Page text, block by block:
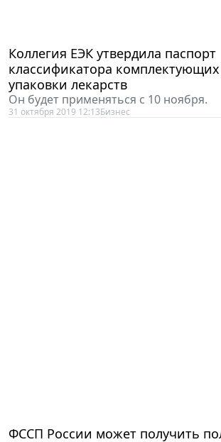
классификатора комплектующих
упаковки лекарств
Он будет применяться с 10 ноября.
31 октября 2019 12:13Бизнес
истребованию документов и